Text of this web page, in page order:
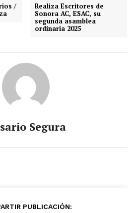
/
Realiza Escritores de
Sonora AC, ESAC, su
segunda asamblea
ordinaria 2025
Segura
PUBLICACIÓN: